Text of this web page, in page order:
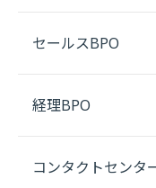
セールスBPO
経理BPO
コンタクトセンタ